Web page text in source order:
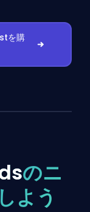
を購
のニ
よう